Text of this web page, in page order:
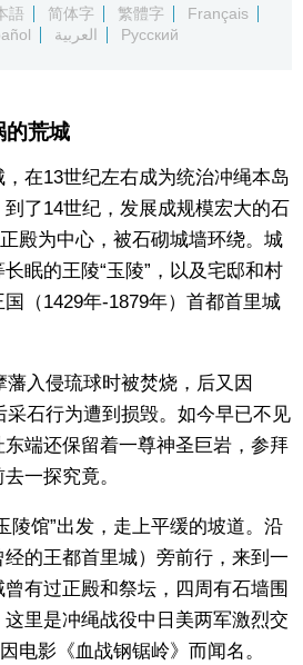
SNS
語 简体字 繁體字
Français
العربية Русский
的荒城
在13世纪左右成为统治冲绳本岛
了14世纪，发展成规模宏大的石
殿为中心，被石砌城墙环绕。城
眠的王陵“玉陵”，以及宅邸和村
（1429年-1879年）首都首里城
入侵琉球时被焚烧，后又因
采石行为遭到损毁。如今早已不见
端还保留着一尊神圣巨岩，参拜
一探究竟。
陵馆”出发，走上平缓的坡道。沿
的王都首里城）旁前行，来到一
有过正殿和祭坛，四周有石墙围
里是冲绳战役中日美两军激烈交
电影《血战钢锯岭》而闻名。